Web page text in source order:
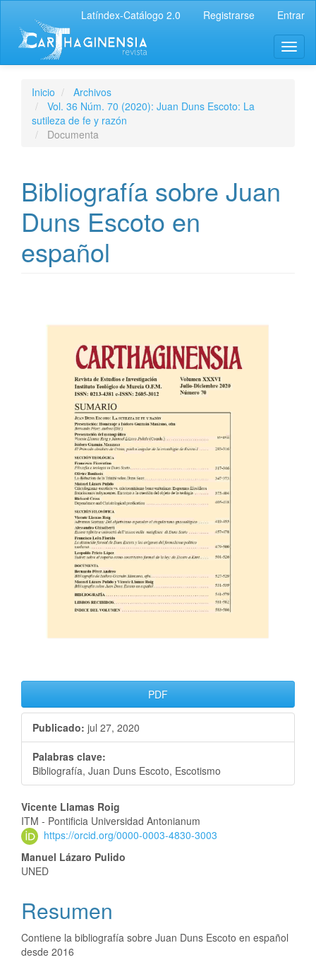
Latíndex-Catálogo 2.0 Registrarse Entrar
Inicio
Archivos
Vol. 36 Núm. 70 (2020): Juan Duns Escoto: La
sutileza de fe y razón
Documenta
Bibliografía sobre Juan
Duns Escoto en
español
PDF
Publicado: jul 27, 2020
Palabras clave:
Bibliografía, Juan Duns Escoto, Escotismo
Vicente Llamas Roig
ITM - Pontificia Universidad Antonianum
https://orcid.org/0000-0003-4830-3003
Manuel Lázaro Pulido
UNED
Resumen
Contiene la bibliografía sobre Juan Duns Escoto en español
desde 2016